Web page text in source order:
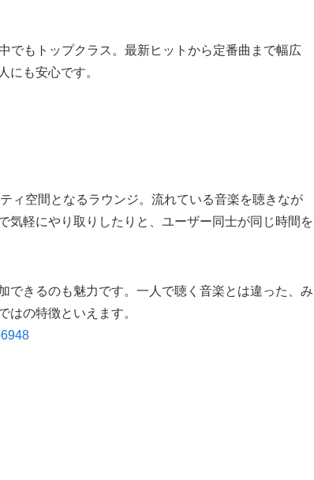
でもトップクラス。最新ヒットから定番曲まで幅広
にも安心です。
ィ空間となるラウンジ。流れている音楽を聴きなが
気軽にやり取りしたりと、ユーザー同士が同じ時間を
できるのも魅力です。一人で聴く音楽とは違った、み
はの特徴といえます。